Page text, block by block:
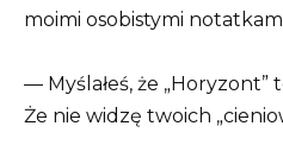
moimi osobistymi
— Myślałeś, że „Horyzont”
Że nie widzę twoich